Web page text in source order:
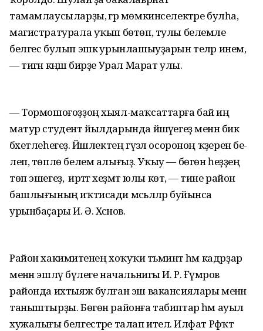
тамамлаусыларҙы, әгәр мөмкинселектәре булһа,
магистратурала уҡып бөтөп, тулы белемле
белгес булып эшкә урынлашыуҙарын теләр инем,
— тигән кәңәш бирҙе Урал Марат улы.
— Тормошоғоҙҙоң хыял-маҡсаттарға бай иң
матур студент йылдарында йәшәүегеҙ менән бик
бәхетлеһегеҙ. Йәшлектең гүзәл осороноң ҡәҙерен бе-
леп, төплө белем алығыҙ. Уҡыу — бөгөн һеҙҙең
төп эшегеҙ, ә иртәгә хеҙмәт юлы көтә, — тине район
башлығының иҡтисади мәсьәләләр буйынса
урынбаҫары И. Ә. Хәсәнов.
Район хакимиәтенең хоҡуҡи тәьминәт һәм кадрҙар
менән эшләү бүлеге начальнигы И. Р. Ғүмәров
районда ихтыяж булған эш вакансиялары менән
таныштырҙы. Бөгөн районға табиптар һәм ауыл
хужалығы белгестәре талап ителә. Илфат Рәфҡәт